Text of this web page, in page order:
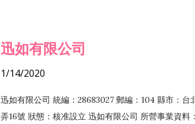
迅如有限公司
1/14/2020
迅如有限公司 統編：28683027 郵編：104 縣市：
弄16號 狀態：核准設立 迅如有限公司 所營事業資料